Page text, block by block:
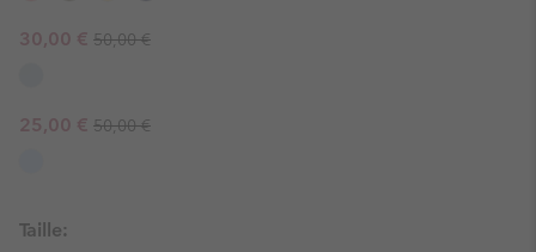
Sale price:
30,00 € Regular price:
50,00 €
Sale price:
25,00 € Regular price:
50,00 €
Taille: